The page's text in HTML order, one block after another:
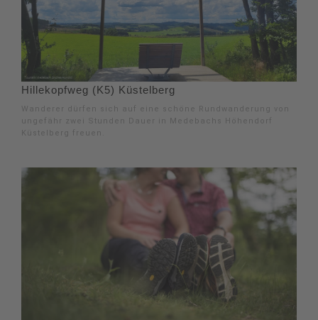
Hillekopfweg (K5) Küstelberg
Wanderer dürfen sich auf eine schöne Rundwanderung von
ungefähr zwei Stunden Dauer in Medebachs Höhendorf
Küstelberg freuen.